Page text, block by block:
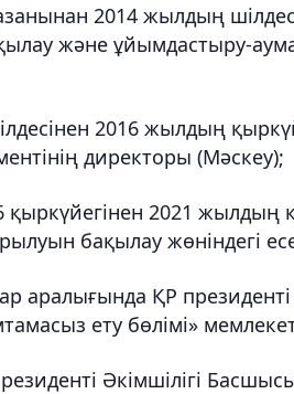
2014 жылдың
және ұйымдастыру-
2016 жылдың
директоры (Мәскеу);
2021 жылдың
бақылау жөніндегі
аралығында ҚР
ету бөлімі»
Әкімшілігі